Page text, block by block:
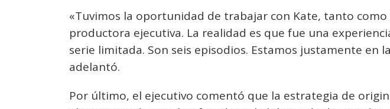
«Tuvimos la oportunidad de trabajar con Kate, tanto como
productora ejecutiva. La realidad es que fue una
serie limitada. Son seis episodios. Estamos justamente en
adelantó.
Por último, el ejecutivo comentó que la estrategia de